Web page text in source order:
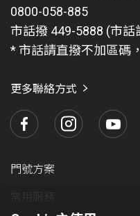
0800-058-885
市話撥 449-5888 (市話
* 市話請直撥不加區碼
更多聯絡方式
門號方案